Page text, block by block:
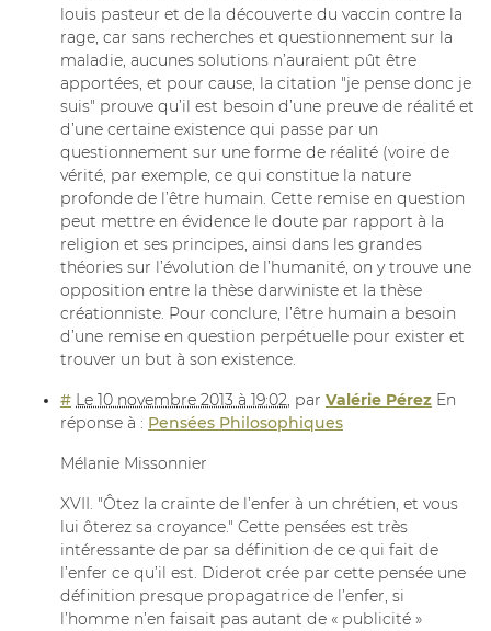
louis pasteur et de la découverte du vaccin contre la
rage, car sans recherches et questionnement sur la
maladie, aucunes solutions n’auraient pût être
apportées, et pour cause, la citation "je pense donc je
suis" prouve qu’il est besoin d’une preuve de réalité et
d’une certaine existence qui passe par un
questionnement sur une forme de réalité (voire de
vérité, par exemple, ce qui constitue la nature
profonde de l’être humain. Cette remise en question
peut mettre en évidence le doute par rapport à la
religion et ses principes, ainsi dans les grandes
théories sur l’évolution de l’humanité, on y trouve une
opposition entre la thèse darwiniste et la thèse
créationniste. Pour conclure, l’être humain a besoin
d’une remise en question perpétuelle pour exister et
trouver un but à son existence.
# Le 10 novembre 2013 à 19:02, par Valérie Pérez En
réponse à : Pensées Philosophiques
Mélanie Missonnier
XVII. "Ôtez la crainte de l’enfer à un chrétien, et vous
lui ôterez sa croyance." Cette pensées est très
intéressante de par sa définition de ce qui fait de
l’enfer ce qu’il est. Diderot crée par cette pensée une
définition presque propagatrice de l’enfer, si
l’homme n’en faisait pas autant de « publicité »